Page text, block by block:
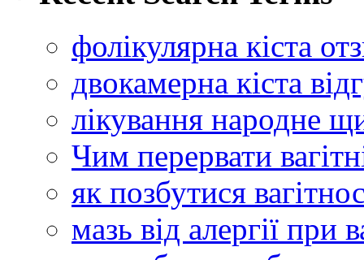
фолікулярна кіста
двокамерна кіста
лікування народне
Чим перервати
як позбутися
мазь від алергії при